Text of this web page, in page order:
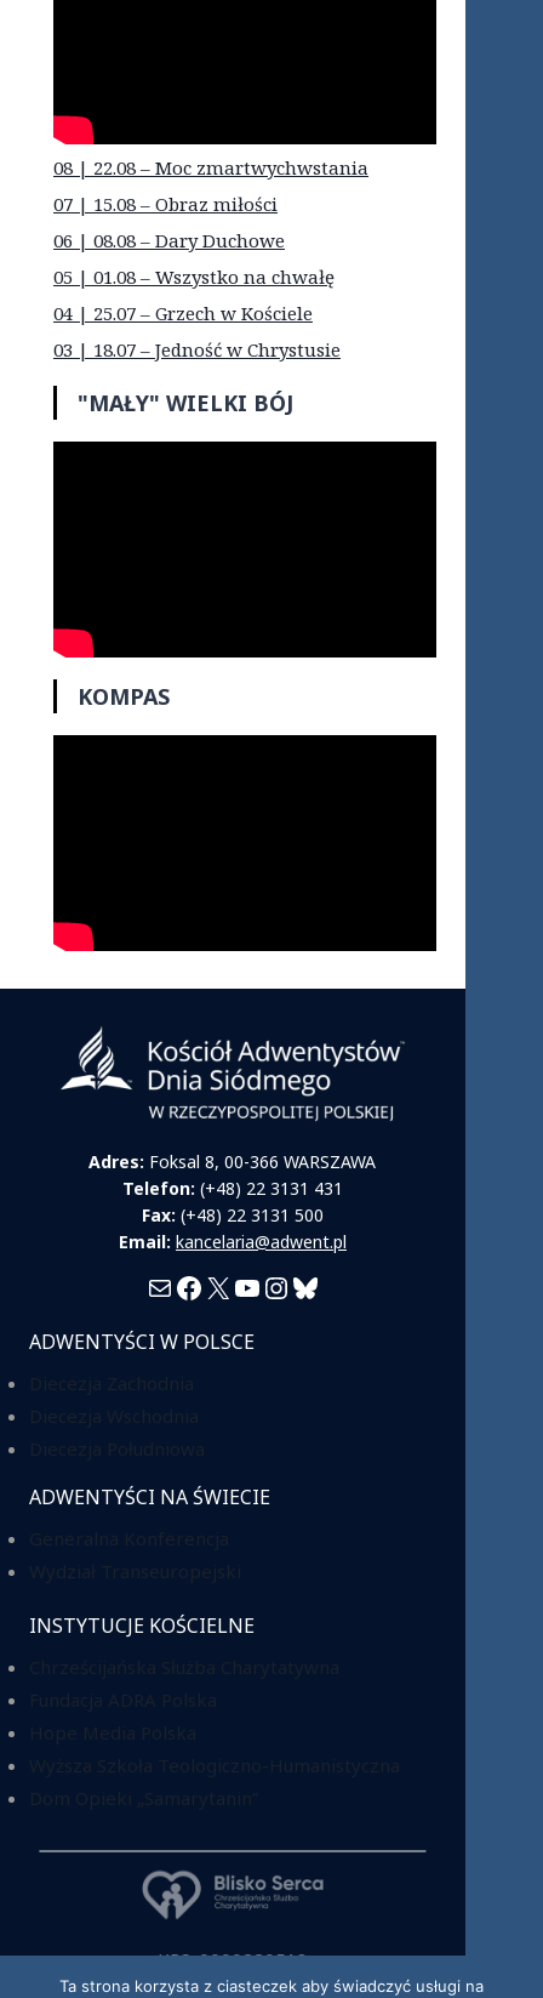
08 | 22.08 – Moc zmartwychwstania
07 | 15.08 – Obraz miłości
06 | 08.08 – Dary Duchowe
05 | 01.08 – Wszystko na chwałę
04 | 25.07 – Grzech w Kościele
03 | 18.07 – Jedność w Chrystusie
"MAŁY" WIELKI BÓJ
KOMPAS
Adres: Foksal 8, 00-366 WARSZAWA
Telefon: (+48) 22 3131 431
Fax: (+48) 22 3131 500
Email: kancelaria@adwent.pl
MailFacebook
X YouTube
Instagram
Bluesky
ADWENTYŚCI W POLSCE
ADWENTYŚCI NA ŚWIECIE
INSTYTUCJE KOŚCIELNE
KRS: 0000220518
Ta strona korzysta z ciasteczek aby świadczyć usługi na